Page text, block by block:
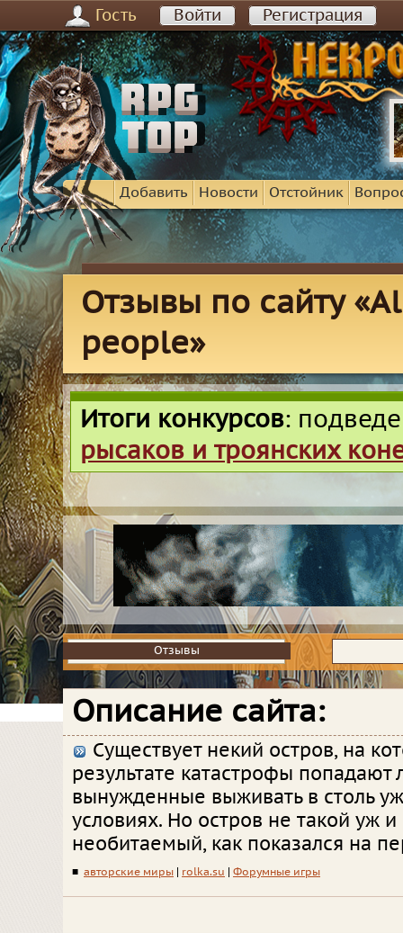
Гость Войти Регистрация
Добавить Новости Отстойник
Отзывы по сайту
people»
Итоги конкурсов:
рысаков и троянских
Отзывы
Отзывы
Описание сайта:
Существует некий остров, на
результате катастрофы попадают
вынужденные выживать в столь
условиях. Но остров не такой уж и
необитаемый, как показался на
■ авторские миры rolka.su Форумные игры